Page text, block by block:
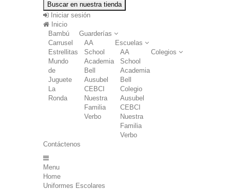
Buscar en nuestra tienda
Iniciar sesión
Inicio
Guarderías
Bambú
Carrusel
Estrellitas
Mundo
de
Juguete
La
Ronda
Escuelas
AA
School
Academia
Bell
Ausubel
CEBCI
Nuestra
Familia
Verbo
Colegios
AA
School
Academia
Bell
Colegio
Ausubel
CEBCI
Nuestra
Familia
Verbo
Contáctenos
Menu
Home
Uniformes Escolares